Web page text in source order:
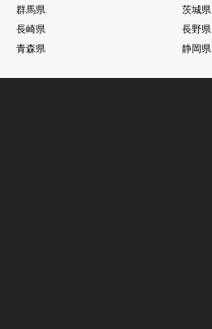
群馬県
茨城県
長崎県
長野県
青森県
静岡県